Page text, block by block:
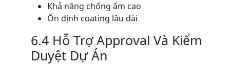
Khả năng chống ẩm cao
Ổn định coating lâu dài
6.4 Hỗ Trợ Approval Và Kiểm
Duyệt Dự Án